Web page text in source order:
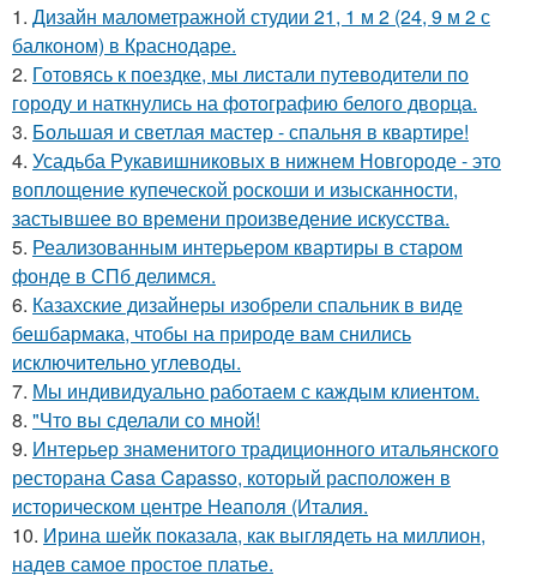
1. Дизайн малометражной студии 21, 1 м 2 (24, 9 м 2 с
балконом) в Краснодаре.
2. Готовясь к поездке, мы листали путеводители по
городу и наткнулись на фотографию белого дворца.
3. Большая и светлая мастер - спальня в квартире!
4. Усадьба Рукавишниковых в нижнем Новгороде - это
воплощение купеческой роскоши и изысканности,
застывшее во времени произведение искусства.
5. Реализованным интерьером квартиры в старом
фонде в СПб делимся.
6. Казахские дизайнеры изобрели спальник в виде
бешбармака, чтобы на природе вам снились
исключительно углеводы.
7. Мы индивидуально работаем с каждым клиентом.
8. "Что вы сделали со мной!
9. Интерьер знаменитого традиционного итальянского
ресторана Casa Capasso, который расположен в
историческом центре Неаполя (Италия.
10. Ирина шейк показала, как выглядеть на миллион,
надев самое простое платье.